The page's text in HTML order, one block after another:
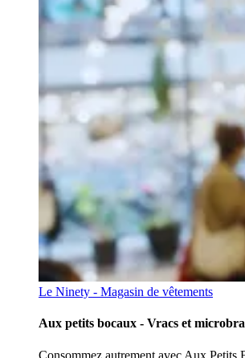
Le Ninety - Magasin de vêtements
Aux petits bocaux - Vracs et
Consommez autrement avec Aux Petits